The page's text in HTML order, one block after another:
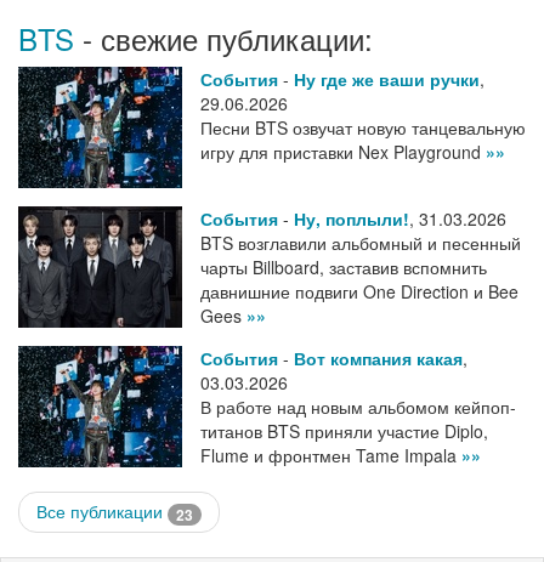
BTS - свежие публикации:
События - Ну где же ваши ручки,
29.06.2026
Песни BTS озвучат новую танцевальную
игру для приставки Nex Playground »»
События - Ну, поплыли!, 31.03.2026
BTS возглавили альбомный и песенный
чарты Billboard, заставив вспомнить
давнишние подвиги One Direction и Bee
Gees »»
События - Вот компания какая,
03.03.2026
В работе над новым альбомом кейпоп-
титанов BTS приняли участие Diplo,
Flume и фронтмен Tame Impala »»
Все публикации 23